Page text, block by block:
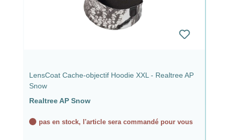
LensCoat Cache-objectif Hoodie XXL - Realtree AP
Snow
Realtree AP Snow
pas en stock, l'article sera commandé pour vous